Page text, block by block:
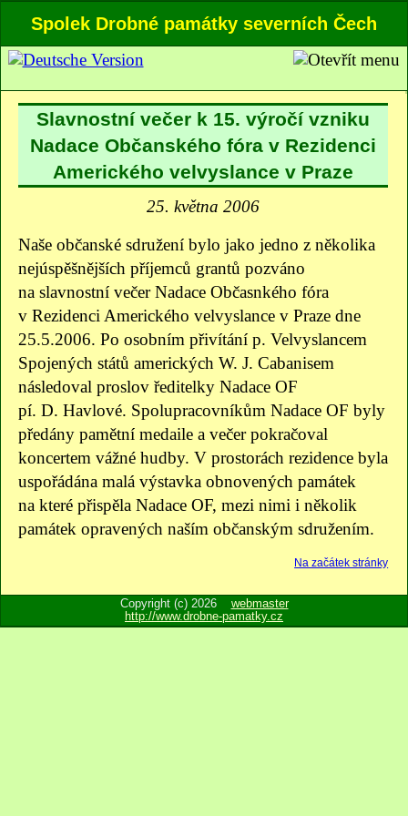
Spolek Drobné památky severních Čech
Slavnostní večer k 15. výročí vzniku
Nadace Občanského fóra v Rezidenci
Amerického velvyslance v Praze
25. května 2006
Naše občanské sdružení bylo jako jedno z několika
nejúspěšnějších příjemců grantů pozváno
na slavnostní večer Nadace Občasnkého fóra
v Rezidenci Amerického velvyslance v Praze dne
25.5.2006. Po osobním přivítání p. Velvyslancem
Spojených států amerických W. J. Cabanisem
následoval proslov ředitelky Nadace OF
pí. D. Havlové. Spolupracovníkům Nadace OF byly
předány pamětní medaile a večer pokračoval
koncertem vážné hudby. V prostorách rezidence byla
uspořádána malá výstavka obnovených památek
na které přispěla Nadace OF, mezi nimi i několik
památek opravených naším občanským sdružením.
Na začátek stránky
Copyright (c) 2026 webmaster
http://www.drobne-pamatky.cz